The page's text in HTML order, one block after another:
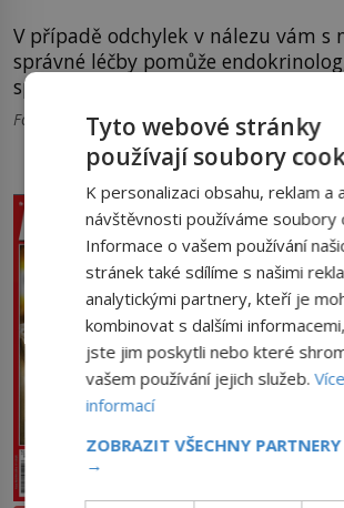
V případě odchylek v nálezu vám s
správné léčby pomůže
specializovaný lékař na žlázy s
Foto: Úvodní foto: Pixabay
PRÁVĚ V PRODEJI
Tyto webové stránky
používají soubory
K personalizaci obsahu, reklam a
návštěvnosti používáme soubory
Informace o vašem používání
stránek také sdílíme s našimi
analytickými partnery, kteří je
kombinovat s dalšími
jste jim poskytli nebo které
vašem používání jejich služeb.Více
informací
ZOBRAZIT VŠECHNY PARTNERY
→